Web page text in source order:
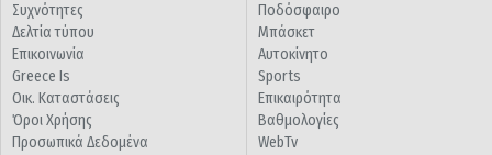
Συχνότητες
Δελτία τύπου
Επικοινωνία
Greece Is
Οικ. Καταστάσεις
Όροι Χρήσης
Προσωπικά Δεδομένα
Ποδόσφαιρο
Μπάσκετ
Αυτοκίνητο
Sports
Επικαιρότητα
Βαθμολογίες
WebTv